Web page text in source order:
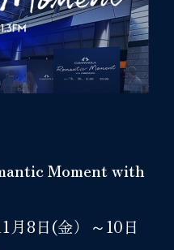
Moment with
月8日(金）～10日